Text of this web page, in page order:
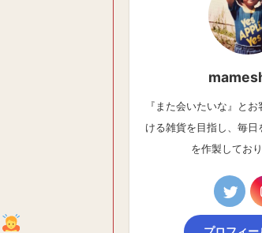
『また会いたいな』と
ける雑貨を目指し、毎日
を作製してお